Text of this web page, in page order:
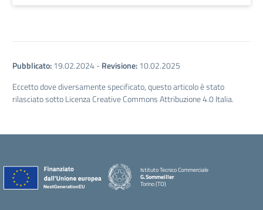
Pubblicato:19.02.2024-Revisione:10.02.2025
Eccetto dove diversamente specificato, questo articolo è stato
rilasciato sotto Licenza Creative Commons Attribuzione 4.0 Italia.
Istituto Tecnico Commerciale
G.Sommeiller
Torino (TO)